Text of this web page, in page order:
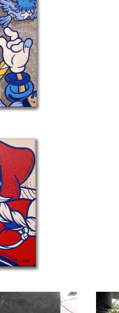
Details